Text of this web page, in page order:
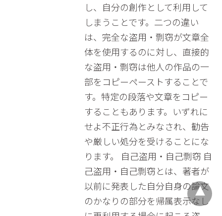
し、自分の創作として利用して
しまうことです。二つの違い
は、完全な盗用・剽窃が文章全
体を使用するのに対し、直接的
な盗用・剽窃は他人の作品の一
部をコピーペーストすることで
す。特定の段落や文章をコピー
することもあります。いずれに
せよ不正行為とみなされ、勧告
や厳しい処分を受けることにな
ります。 自己盗用・自己剽窃 自
己盗用・自己剽窃とは、著者が
以前に発表した自分自身の論文
のかなりの部分を帰属表示なし